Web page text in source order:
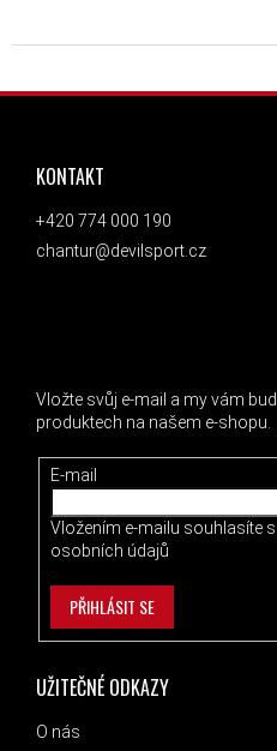
ZÁPATÍ
UŽITEČNÉ ODKAZY
O nás
KONTAKT
+420 774 000 190
chantur@devilsport.cz
Vložte svůj e-mail a my vám
produktech na našem e-shopu.
E-mail
Vložením e-mailu souhlasíte s
osobních údajů
PŘIHLÁSIT SE